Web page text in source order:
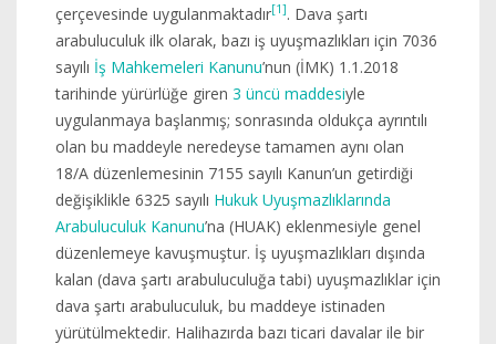
çerçevesinde uygulanmaktadır[1]. Dava şartı
arabuluculuk ilk olarak, bazı iş uyuşmazlıkları için 7036
sayılı İş Mahkemeleri Kanunu’nun (İMK) 1.1.2018
tarihinde yürürlüğe giren 3 üncü maddesiyle
uygulanmaya başlanmış; sonrasında oldukça ayrıntılı
olan bu maddeyle neredeyse tamamen aynı olan
18/A düzenlemesinin 7155 sayılı Kanun’un getirdiği
değişiklikle 6325 sayılı Hukuk Uyuşmazlıklarında
Arabuluculuk Kanunu’na (HUAK) eklenmesiyle genel
düzenlemeye kavuşmuştur. İş uyuşmazlıkları dışında
kalan (dava şartı arabuluculuğa tabi) uyuşmazlıklar için
dava şartı arabuluculuk, bu maddeye istinaden
yürütülmektedir. Halihazırda bazı ticari davalar ile bir